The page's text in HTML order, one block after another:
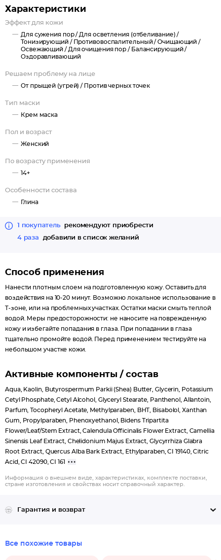
действиями.
Назначение: интенсивный уход, проведение
поросуживающих процедур, программы детоксикации кожи.
Рекомендации для использования:
Профессиональный уход: завершение интенсивного ухода и
в качестве самостоятельной процедуры.
Домашний уход: рекомендуется к применению в домашнем
назначению косметолога.
Характеристики
Эффект для кожи
Для сужения пор / Для осветления (отбеливание) /
Тонизирующий / Противовоспалительный /Очищающий /
Освежающий / Для очищения пор / Балансирующий /
Оздоравливающий
Решаем проблему на лице
От прыщей (угрей) / Против черных точек
Тип маски
Крем маска
Пол и возраст
Женский
По возрасту применения
14+
Особенности состава
Глина
1 покупатель
рекомендуют приобрести
4 раза
добавили в список желаний
Способ применения
Нанести плотным слоем на подготовленную кожу. Оставить для
воздействия на 10-20 минут. Возможно локальное использование в
Т-зоне, или на проблемных участках. Остатки маски смыть теплой
водой. Меры предосторожности: не наносите на поврежденную
кожу и избегайте попадания в глаза. При попадании в глаза
тщательно промойте водой. Перед применением тестируйте на
небольшом участке кожи.
Активные компоненты / состав
Aqua, Kaolin, Butyrospermum Parkii (Shea) Butter, Glycerin, Potassium
Cetyl Phosphate, Cetyl Alcohol, Glyceryl Stearate, Panthenol, Allantoin,
Parfum, Tocopheryl Acetate, Methylparaben, BHT, Bisabolol, Xanthan
Gum, Propylparaben, Phenoxyethanol, Bidens Tripartita
Flower/Leaf/Stem Extract, Calendula Officinalis Flower Extract, Camellia
Sinensis Leaf Extract, Chelidonium Majus Extract, Glycyrrhiza Glabra
Root Extract, Quercus Alba Bark Extract, Ethylparaben, CI 19140, Citric
Acid, CI 42090, CI 161
Информация о внешнем виде, характеристиках, комплекте поставки,
стране изготовления и свойствах носит справочный характер.
Гарантия и возврат
Все похожие товары